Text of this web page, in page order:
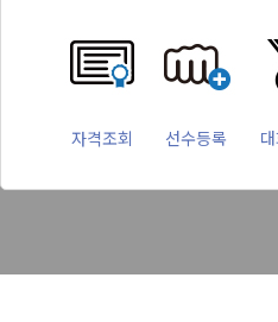
자격조회 선수등록